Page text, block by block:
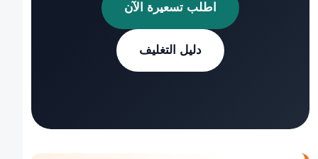
اطلب تسعيرة الآن
دليل التغليف